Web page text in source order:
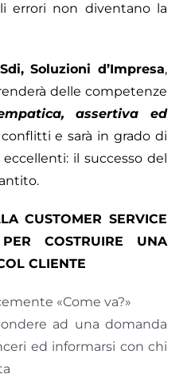
errori non diventano la
Sdi, Soluzioni d’Impresa,
delle competenze
assertiva ed
e sarà in grado di
il successo del
CUSTOMER SERVICE
COSTRUIRE UNA
CLIENTE
«Come va?»
ad una domanda
ed informarsi con chi